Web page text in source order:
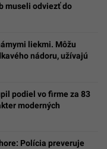
museli odviezť do
liekmi. Môžu
nádoru, užívajú
podiel vo firme za 83
moderných
Polícia preveruje